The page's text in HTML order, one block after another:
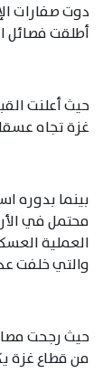
دوت صفارات
أطلقت فصائل
حيث أعلنت
غزة تجاه
بينما بدوره
محتمل في
العملية
والتي خلفت
حيث رجحت
من قطاع غزة